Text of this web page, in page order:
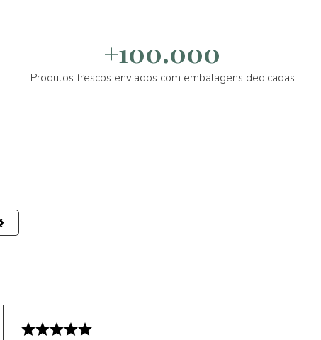
+100.000
Produtos frescos enviados com embalagens dedicadas